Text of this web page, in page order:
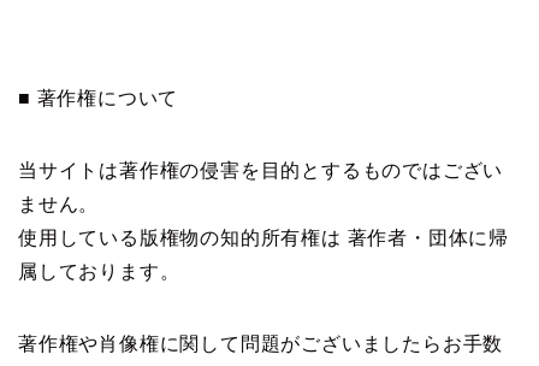
■ 著作権について
当サイトは著作権の侵害を目的とするものではござい
ません。
使用している版権物の知的所有権は 著作者・団体に帰
属しております。
著作権や肖像権に関して問題がございましたらお手数